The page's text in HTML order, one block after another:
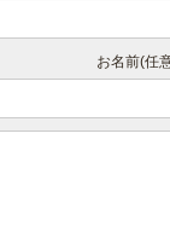
お名前(任